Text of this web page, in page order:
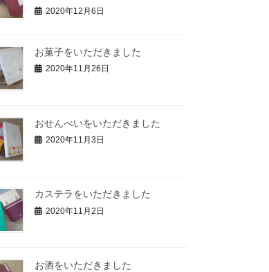
2020年12月6日
お菓子をいただきました
2020年11月26日
おせんべいをいただきました
2020年11月3日
カステラをいただきました
2020年11月2日
お酒をいただきました